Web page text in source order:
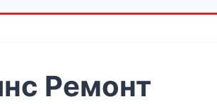
Ремонт